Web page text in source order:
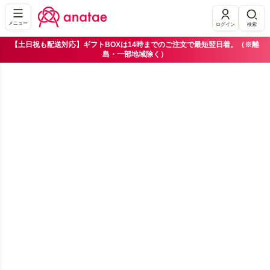
メニュー ログイン 検索
【土日祝も配送対応】ギフトBOXは14時までのご注文で最短翌日着。（※離
島・一部地域除く）